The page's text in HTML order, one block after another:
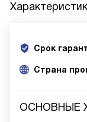
Срок
Cтрана
ОСНОВНЫЕ